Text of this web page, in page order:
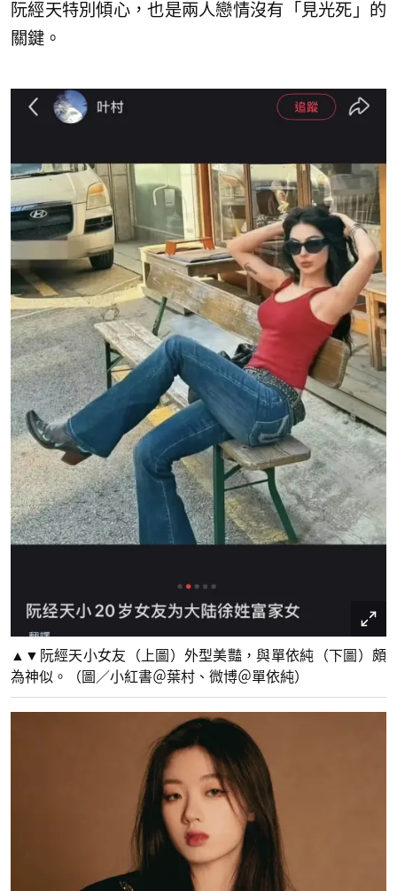
阮經天特別傾心，也是兩人戀情沒有「見光死」的
關鍵。
▲▼阮經天小女友（上圖）外型美豔，與單依純（下圖）頗
為神似。（圖／小紅書＠葉村、微博＠單依純）